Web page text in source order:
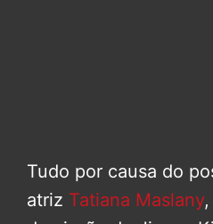
Tudo por causa do
atriz Tatiana Maslany,